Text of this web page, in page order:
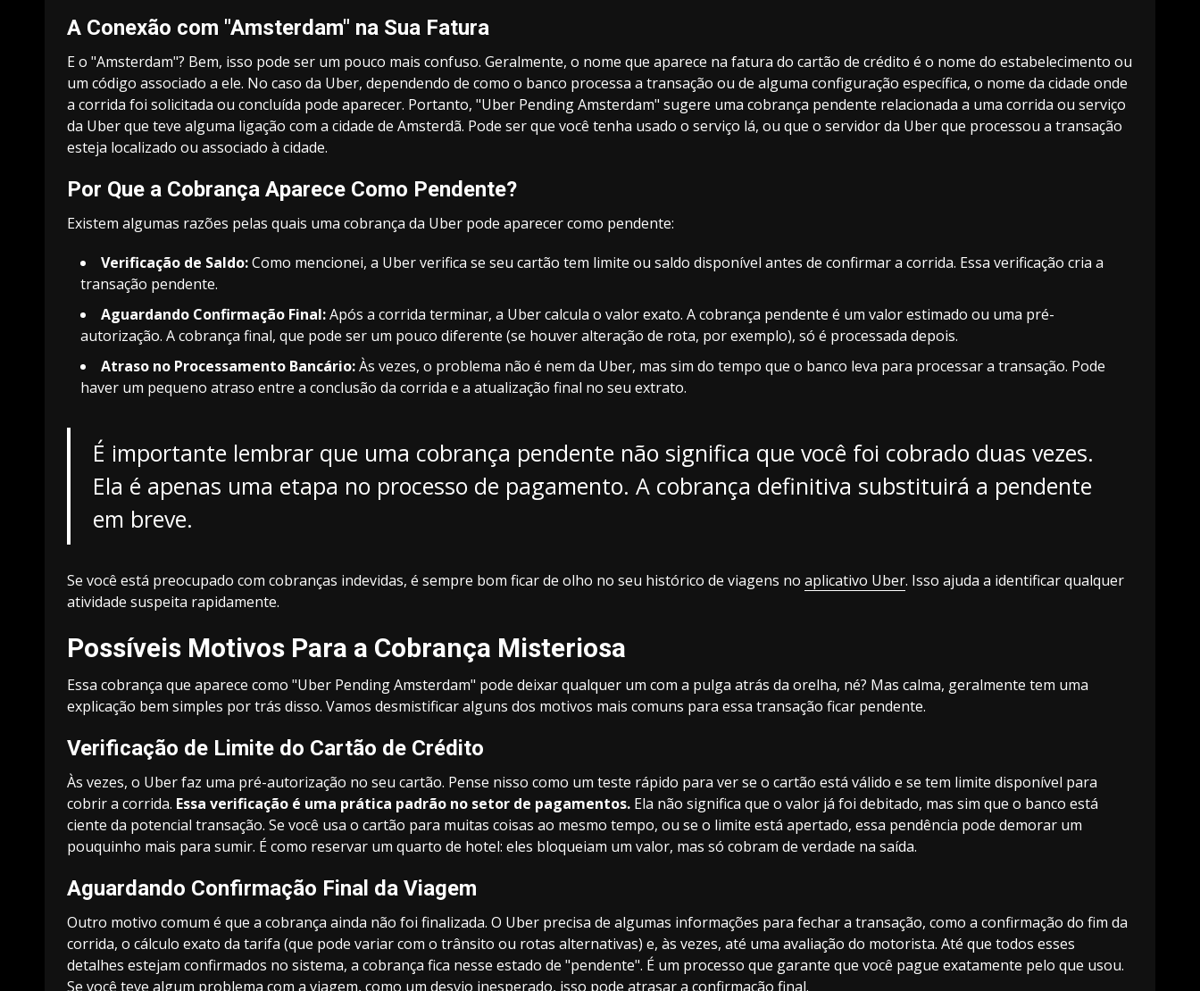
A Conexão com "Amsterdam" na Sua Fatura
E o "Amsterdam"? Bem, isso pode ser um pouco mais confuso. Geralmente, o nome que aparece na fatura do cartão de crédito é o nome do estabelecimento ou
um código associado a ele. No caso da Uber, dependendo de como o banco processa a transação ou de alguma configuração específica, o nome da cidade onde
a corrida foi solicitada ou concluída pode aparecer. Portanto, "Uber Pending Amsterdam" sugere uma cobrança pendente relacionada a uma corrida ou serviço
da Uber que teve alguma ligação com a cidade de Amsterdã. Pode ser que você tenha usado o serviço lá, ou que o servidor da Uber que processou a transação
esteja localizado ou associado à cidade.
Por Que a Cobrança Aparece Como Pendente?
Existem algumas razões pelas quais uma cobrança da Uber pode aparecer como pendente:
Verificação de Saldo:Como mencionei, a Uber verifica se seu cartão tem limite ou saldo disponível antes de confirmar a corrida. Essa verificação cria a
transação pendente.
Aguardando Confirmação Final:Após a corrida terminar, a Uber calcula o valor exato. A cobrança pendente é um valor estimado ou uma pré-
autorização. A cobrança final, que pode ser um pouco diferente (se houver alteração de rota, por exemplo), só é processada depois.
Atraso no Processamento Bancário:Às vezes, o problema não é nem da Uber, mas sim do tempo que o banco leva para processar a transação. Pode
haver um pequeno atraso entre a conclusão da corrida e a atualização final no seu extrato.
É importante lembrar que uma cobrança pendente não significa que você foi cobrado duas vezes.
Ela é apenas uma etapa no processo de pagamento. A cobrança definitiva substituirá a pendente
em breve.
Se você está preocupado com cobranças indevidas, é sempre bom ficar de olho no seu histórico de viagens no aplicativo Uber. Isso ajuda a identificar qualquer
atividade suspeita rapidamente.
Possíveis Motivos Para a Cobrança Misteriosa
Essa cobrança que aparece como "Uber Pending Amsterdam" pode deixar qualquer um com a pulga atrás da orelha, né? Mas calma, geralmente tem uma
explicação bem simples por trás disso. Vamos desmistificar alguns dos motivos mais comuns para essa transação ficar pendente.
Verificação de Limite do Cartão de Crédito
Às vezes, o Uber faz uma pré-autorização no seu cartão. Pense nisso como um teste rápido para ver se o cartão está válido e se tem limite disponível para
cobrir a corrida. Essa verificação é uma prática padrão no setor de pagamentos. Ela não significa que o valor já foi debitado, mas sim que o banco está
ciente da potencial transação. Se você usa o cartão para muitas coisas ao mesmo tempo, ou se o limite está apertado, essa pendência pode demorar um
pouquinho mais para sumir. É como reservar um quarto de hotel: eles bloqueiam um valor, mas só cobram de verdade na saída.
Aguardando Confirmação Final da Viagem
Outro motivo comum é que a cobrança ainda não foi finalizada. O Uber precisa de algumas informações para fechar a transação, como a confirmação do fim da
corrida, o cálculo exato da tarifa (que pode variar com o trânsito ou rotas alternativas) e, às vezes, até uma avaliação do motorista. Até que todos esses
detalhes estejam confirmados no sistema, a cobrança fica nesse estado de "pendente". É um processo que garante que você pague exatamente pelo que usou.
Se você teve algum problema com a viagem, como um desvio inesperado, isso pode atrasar a confirmação final.